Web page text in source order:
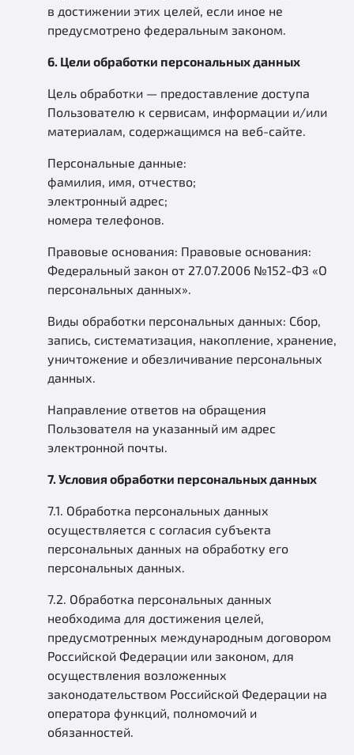
в достижении этих целей, если иное не
предусмотрено федеральным законом.
6. Цели обработки персональных данных
Цель обработки — предоставление доступа
Пользователю к сервисам, информации и/или
материалам, содержащимся на веб-сайте.
Персональные данные:
фамилия, имя, отчество;
электронный адрес;
номера телефонов.
Правовые основания: Правовые основания:
Федеральный закон от 27.07.2006 №152-ФЗ «О
персональных данных».
Виды обработки персональных данных: Сбор,
запись, систематизация, накопление, хранение,
уничтожение и обезличивание персональных
данных.
Направление ответов на обращения
Пользователя на указанный им адрес
электронной почты.
7. Условия обработки персональных данных
7.1. Обработка персональных данных
осуществляется с согласия субъекта
персональных данных на обработку его
персональных данных.
7.2. Обработка персональных данных
необходима для достижения целей,
предусмотренных международным договором
Российской Федерации или законом, для
осуществления возложенных
законодательством Российской Федерации на
оператора функций, полномочий и
обязанностей.